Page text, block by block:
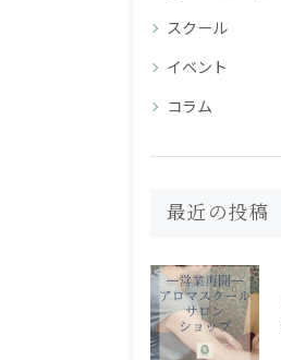
スクール
イベント
コラム
最近の投稿